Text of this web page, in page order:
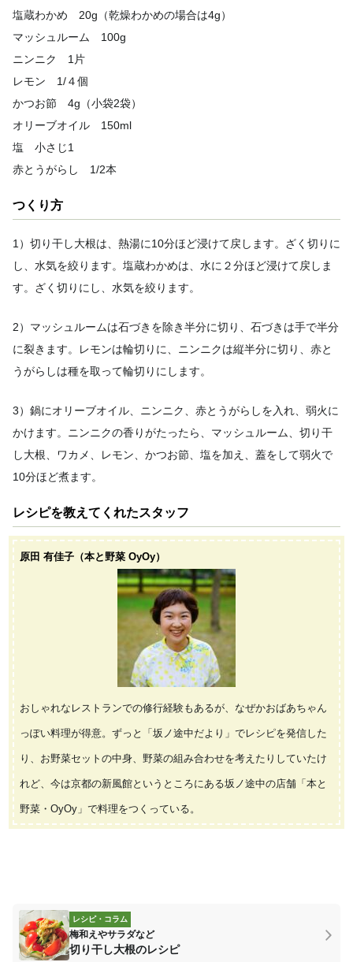
塩蔵わかめ 20g（乾燥わかめの場合は4g）
マッシュルーム 100g
ニンニク 1片
レモン 1/４個
かつお節 4g（小袋2袋）
オリーブオイル 150ml
塩 小さじ1
赤とうがらし 1/2本
つくり方
1）切り干し大根は、熱湯に10分ほど浸けて戻します。ざく切りに
し、水気を絞ります。塩蔵わかめは、水に２分ほど浸けて戻しま
す。ざく切りにし、水気を絞ります。
2）マッシュルームは石づきを除き半分に切り、石づきは手で半分
に裂きます。レモンは輪切りに、ニンニクは縦半分に切り、赤と
うがらしは種を取って輪切りにします。
3）鍋にオリーブオイル、ニンニク、赤とうがらしを入れ、弱火に
かけます。ニンニクの香りがたったら、マッシュルーム、切り干
し大根、ワカメ、レモン、かつお節、塩を加え、蓋をして弱火で
10分ほど煮ます。
レシピを教えてくれたスタッフ
原田 有佳子（本と野菜 OyOy）
おしゃれなレストランでの修行経験もあるが、なぜかおばあちゃん
っぽい料理が得意。ずっと「坂ノ途中だより」でレシピを発信した
り、お野菜セットの中身、野菜の組み合わせを考えたりしていたけ
れど、今は京都の新風館というところにある坂ノ途中の店舗「本と
野菜・OyOy」で料理をつくっている。
レシピ・コラム
梅和えやサラダなど
切り干し大根のレシピ